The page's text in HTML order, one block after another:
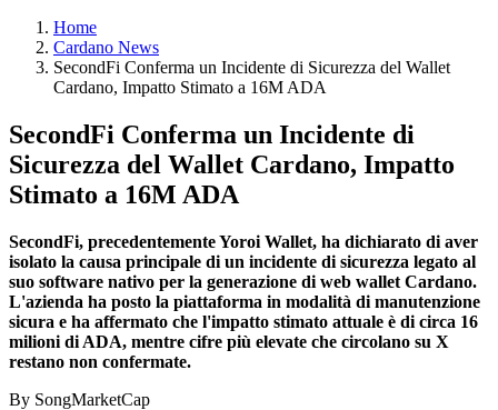
Home
Cardano News
SecondFi Conferma un Incidente di Sicurezza del Wallet
Cardano, Impatto Stimato a 16M ADA
SecondFi Conferma un Incidente di
Sicurezza del Wallet Cardano, Impatto
Stimato a 16M ADA
SecondFi, precedentemente Yoroi Wallet, ha dichiarato di aver
isolato la causa principale di un incidente di sicurezza legato al
suo software nativo per la generazione di web wallet Cardano.
L'azienda ha posto la piattaforma in modalità di manutenzione
sicura e ha affermato che l'impatto stimato attuale è di circa 16
milioni di ADA, mentre cifre più elevate che circolano su X
restano non confermate.
By SongMarketCap